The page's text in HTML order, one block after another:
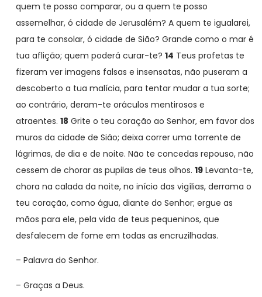
quem te posso comparar, ou a quem te posso
assemelhar, ó cidade de Jerusalém? A quem te igualarei,
para te consolar, ó cidade de Sião? Grande como o mar é
tua aflição; quem poderá curar-te? 14 Teus profetas te
fizeram ver imagens falsas e insensatas, não puseram a
descoberto a tua malícia, para tentar mudar a tua sorte;
ao contrário, deram-te oráculos mentirosos e
atraentes. 18 Grite o teu coração ao Senhor, em favor dos
muros da cidade de Sião; deixa correr uma torrente de
lágrimas, de dia e de noite. Não te concedas repouso, não
cessem de chorar as pupilas de teus olhos. 19 Levanta-te,
chora na calada da noite, no início das vigílias, derrama o
teu coração, como água, diante do Senhor; ergue as
mãos para ele, pela vida de teus pequeninos, que
desfalecem de fome em todas as encruzilhadas.
– Palavra do Senhor.
– Graças a Deus.